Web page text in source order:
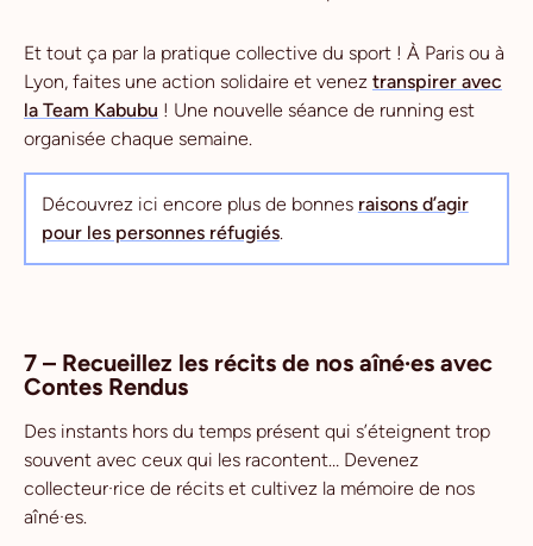
Et tout ça par la pratique collective du sport ! À Paris ou à
Lyon, faites une action solidaire et venez transpirer avec
la Team Kabubu ! Une nouvelle séance de running est
organisée chaque semaine.
Découvrez ici encore plus de bonnes raisons d’agir
pour les personnes réfugiés.
7 – Recueillez les récits de nos aîné·es avec
Contes Rendus
Des instants hors du temps présent qui s’éteignent trop
souvent avec ceux qui les racontent… Devenez
collecteur·rice de récits et cultivez la mémoire de nos
aîné·es.